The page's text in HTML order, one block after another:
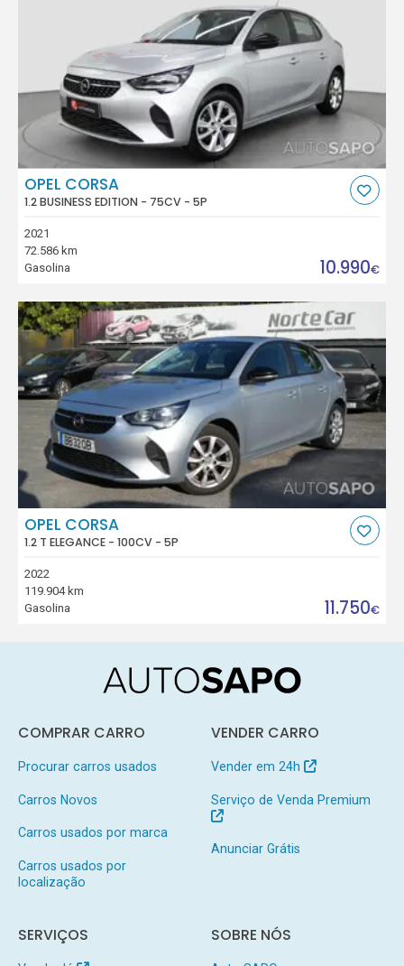
OPEL CORSA
1.2 BUSINESS EDITION - 75CV - 5P
2021
72.586 km
Gasolina
10.990€
OPEL CORSA
1.2 T ELEGANCE - 100CV - 5P
2022
119.904 km
Gasolina
11.750€
COMPRAR CARRO
Procurar carros usados
Carros Novos
Carros usados por marca
Carros usados por
localização
VENDER CARRO
Vender em 24h
Serviço de Venda Premium
Anunciar Grátis
SERVIÇOS SOBRE NÓS